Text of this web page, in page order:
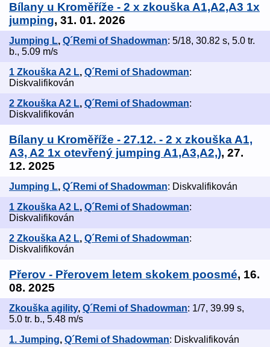
Bílany u Kroměříže - 2 x zkouška A1,A2,A3 1x
jumping, 31. 01. 2026
Jumping L, Q´Remi of Shadowman: 5/18, 30.82 s, 5.0 tr.
b., 5.09 m/s
1 Zkouška A2 L, Q´Remi of Shadowman:
Diskvalifikován
2 Zkouška A2 L, Q´Remi of Shadowman:
Diskvalifikován
Bílany u Kroměříže - 27.12. - 2 x zkouška A1,
A3, A2 1x otevřený jumping A1,A3,A2,), 27.
12. 2025
Jumping L, Q´Remi of Shadowman: Diskvalifikován
1 Zkouška A2 L, Q´Remi of Shadowman:
Diskvalifikován
2 Zkouška A2 L, Q´Remi of Shadowman:
Diskvalifikován
Přerov - Přerovem letem skokem poosmé, 16.
08. 2025
Zkouška agility, Q´Remi of Shadowman: 1/7, 39.99 s,
5.0 tr. b., 5.48 m/s
1. Jumping, Q´Remi of Shadowman: Diskvalifikován